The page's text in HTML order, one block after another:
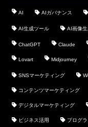
AI AIガバナンス
AI生成ツール AI画像
ChatGPT Claude
Lovart Midjourney
SNSマーケティング
コンテンツマーケティング
デジタルマーケティング
ビジネス活用 プログ